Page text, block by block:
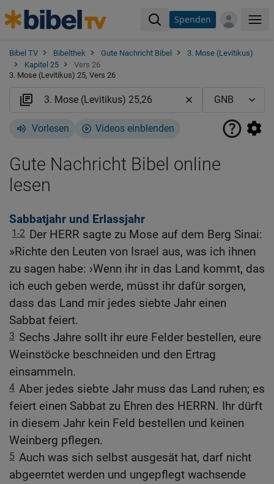
Spenden
Bibel TV Bibelthek Gute Nachricht Bibel
3. Mose (Levitikus)
Kapitel 25
Vers 26
3. Mose (Levitikus) 25, Vers 26
Vorlesen Videos einblenden
Gute Nachricht Bibel online
lesen
Sabbatjahr und Erlassjahr
1-2 Der HERR sagte zu Mose auf dem Berg Sinai:
»Richte den Leuten von Israel aus, was ich ihnen
zu sagen habe: ›Wenn ihr in das Land kommt, das
ich euch geben werde, müsst ihr dafür sorgen,
dass das Land mir jedes siebte Jahr einen
Sabbat feiert.
3 Sechs Jahre sollt ihr eure Felder bestellen, eure
Weinstöcke beschneiden und den Ertrag
einsammeln.
4 Aber jedes siebte Jahr muss das Land ruhen; es
feiert einen Sabbat zu Ehren des HERRN. Ihr dürft
in diesem Jahr kein Feld bestellen und keinen
Weinberg pflegen.
5 Auch was sich selbst ausgesät hat, darf nicht
abgeerntet werden und ungepflegt wachsende